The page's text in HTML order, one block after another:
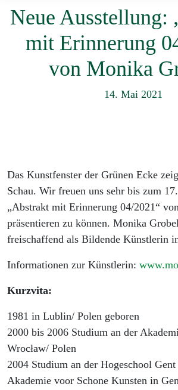
Neue Ausstellung:
mit Erinnerung
von Monika
14. Mai 2021
Das Kunstfenster der Grünen Ecke
Schau. Wir freuen uns sehr bis zum
„Abstrakt mit Erinnerung 04/2021“
präsentieren zu können. Monika
freischaffend als Bildende Künstlerin
Informationen zur Künstlerin:
Kurzvita:
1981 in Lublin/ Polen geboren
2000 bis 2006 Studium an der
Wrocław/ Polen
2004 Studium an der Hogeschool
Akademie voor Schone Kunsten in